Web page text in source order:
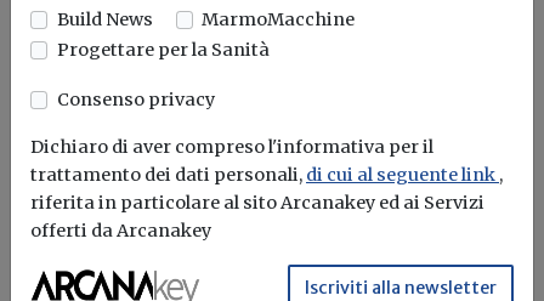
Earth Overshoot Day, AIEL: «Gestione
attiva delle foreste e rinnovabili per
ridurre il debito ecologico»
L'associazione richiama l'urgenza di accelerare la
transizione energetica superando la dipendenza dalle...
Transizione energetica
Decarbonizzazione
Build News
MarmoMacchine
Progettare per la Sanità
Consenso privacy
Dichiaro di aver compreso l'informativa per il
trattamento dei dati personali, di cui al seguente link ,
riferita in particolare al sito Arcanakey ed ai Servizi
offerti da Arcanakey
Iscriviti alla newsletter